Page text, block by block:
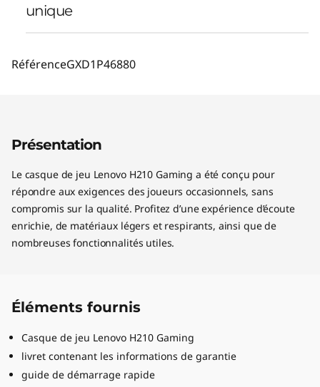
unique
RéférenceGXD1P46880
Présentation
Le casque de jeu Lenovo H210 Gaming a été conçu pour
répondre aux exigences des joueurs occasionnels, sans
compromis sur la qualité. Profitez d’une expérience d’écoute
enrichie, de matériaux légers et respirants, ainsi que de
nombreuses fonctionnalités utiles.
Éléments fournis
Casque de jeu Lenovo H210 Gaming
livret contenant les informations de garantie
guide de démarrage rapide